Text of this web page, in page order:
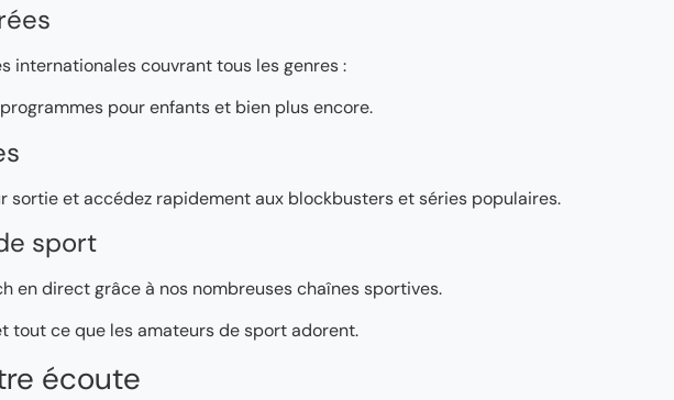
internationales couvrant tous les genres :
pour enfants et bien plus encore.
sortie et accédez rapidement aux blockbusters et séries populaires.
sport
en direct grâce à nos nombreuses chaînes sportives.
tout ce que les amateurs de sport adorent.
écoute